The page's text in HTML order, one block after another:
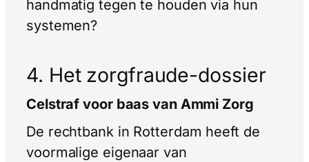
handmatig tegen te houden via hun
systemen?
4. Het zorgfraude-dossier
Celstraf voor baas van Ammi Zorg
De rechtbank in Rotterdam heeft de
voormalige eigenaar van